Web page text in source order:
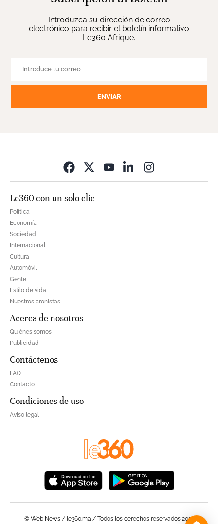
Introduzca su dirección de correo
electrónico para recibir el boletín informativo
Le360 Afrique.
ENVIAR
Le360 con un solo clic
Política
Economía
Sociedad
Internacional
Cultura
Automóvil
Gente
Estilo de vida
Nuestros cronistas
Acerca de nosotros
Quiénes somos
Publicidad
Contáctenos
FAQ
Contacto
Condiciones de uso
Aviso legal
© Web News / le360.ma / Todos los derechos reservados 2023